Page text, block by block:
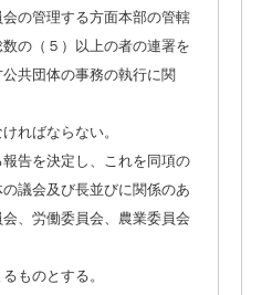
の管理する方面本部の管轄
の（５）以上の者の連署を
共団体の事務の執行に関
ればならない。
告を決定し、これを同項の
議会及び長並びに関係のあ
、労働委員会、農業委員会
ものとする。